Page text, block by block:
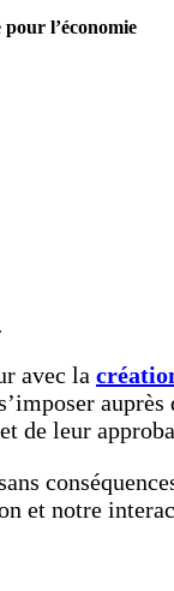
l’économie
.
avec la
de leur
et notre